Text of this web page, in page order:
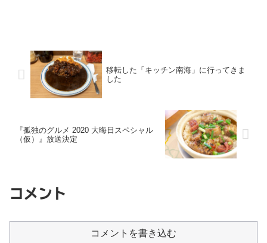
移転した「キッチン南海」に行ってきま
した
『孤独のグルメ 2020 大晦日スペシャル
（仮）』放送決定
コメント
コメントを書き込む